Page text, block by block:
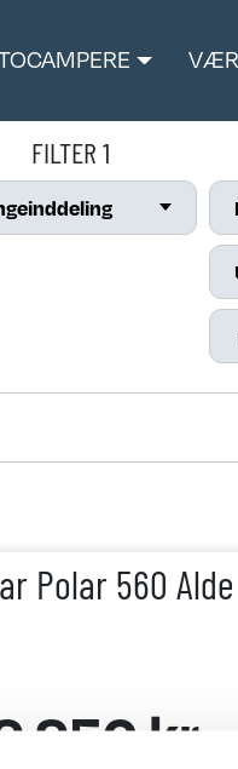
FILTER 1
Polar 560 Alde
kr.